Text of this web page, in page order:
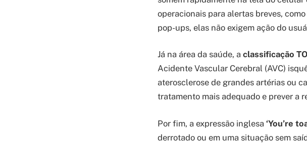
operacionais para alertas breves,
pop-ups, elas não exigem ação do
Já na área da saúde, a classificação
Acidente Vascular Cerebral (AVC)
aterosclerose de grandes artérias ou
tratamento mais adequado e prever a
Por fim, a expressão inglesa ‘You’re
derrotado ou em uma situação sem